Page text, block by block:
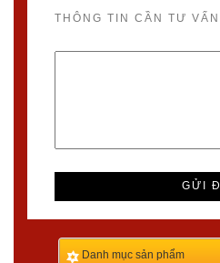
THÔNG TIN CẦN TƯ VẤN
Danh mục sản phẩm